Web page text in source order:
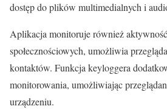
dostęp do plików multimedialnych i
Aplikacja monitoruje również
społecznościowych, umożliwia
kontaktów. Funkcja keyloggera
monitorowania, umożliwiając
urządzeniu.